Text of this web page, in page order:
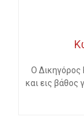
Ο Δικηγόρος
και εις βάθος